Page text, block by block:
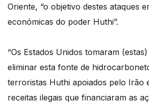
Oriente, “o objetivo destes ataques
económicas do poder Huthi”.
“Os Estados Unidos tomaram
eliminar esta fonte de
terroristas Huthi apoiados pelo Irão
receitas ilegais que financiaram as